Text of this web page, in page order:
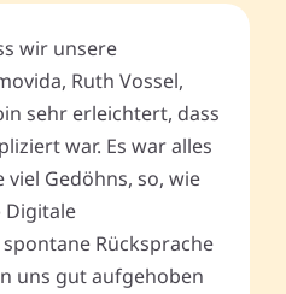
wir unsere
Ruth Vossel,
sehr erleichtert, dass
war. Es war alles
Gedöhns, so, wie
Digitale
Rücksprache
uns gut aufgehoben